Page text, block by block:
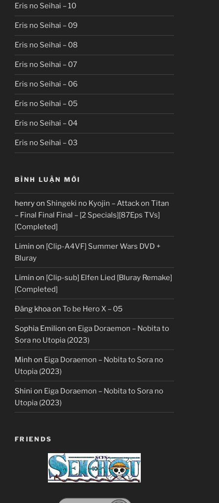
Eris no Seihai – 10
Eris no Seihai – 09
Eris no Seihai – 08
Eris no Seihai – 07
Eris no Seihai – 06
Eris no Seihai – 05
Eris no Seihai – 04
Eris no Seihai – 03
BÌNH LUẬN MỚI
henryon Shingeki no Kyojin – Attack on Titan
– Final Final Final – [2 Specials][87Eps TVs]
[Completed]
Limin on [Clip-A4VF] Summer Wars DVD +
Bluray
Limin on [Clip-sub] Elfen Lied [Bluray Remake]
[Completed]
Đăng khoaon To be Hero X – 05
Sophia Emilion on Eiga Doraemon – Nobita to
Sora no Utopia (2023)
Minh on Eiga Doraemon – Nobita to Sora no
Utopia (2023)
Shini on Eiga Doraemon – Nobita to Sora no
Utopia (2023)
FRIENDS